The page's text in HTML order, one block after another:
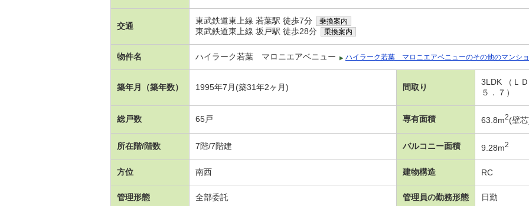
交通
東武鉄道東上線 若葉駅 徒歩7分 乗換案内
東武鉄道東上線 坂戸駅 徒歩28分 乗換案内
物件名 ハイラーク若葉 マロニエアベニュー ハイラーク若葉 マロニエアベニューのその他のマンシ
築年月（築年数） 1995年7月(築31年2ヶ月) 間取り
3LDK （
５．７）
総戸数 65戸 専有面積 63.8m2(壁
所在階/階数 7階/7階建 バルコニー面積 9.28m2
方位 南西 建物構造 RC
管理形態 全部委託 管理員の勤務形態 日勤